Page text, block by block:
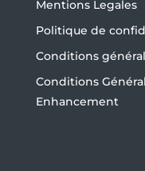
Mentions Legales
Politique de
Conditions
Conditions
Enhancement